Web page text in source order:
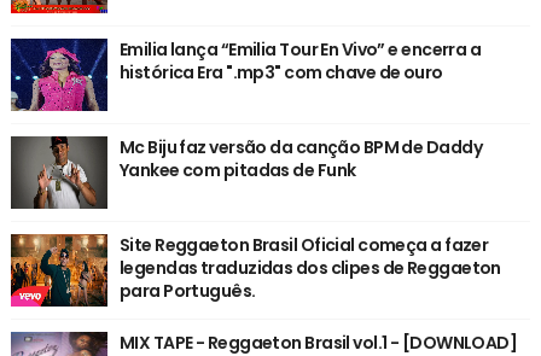
Emilia lança “Emilia Tour En Vivo” e encerra a
histórica Era ".mp3" com chave de ouro
Mc Biju faz versão da canção BPM de Daddy
Yankee com pitadas de Funk
Site Reggaeton Brasil Oficial começa a fazer
legendas traduzidas dos clipes de Reggaeton
para Português.
MIX TAPE - Reggaeton Brasil vol.1 - [DOWNLOAD]